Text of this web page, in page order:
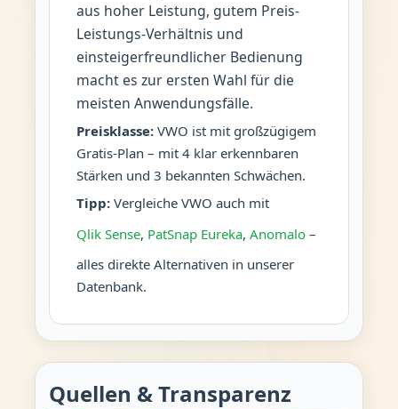
aus hoher Leistung, gutem Preis-
Leistungs-Verhältnis und
einsteigerfreundlicher Bedienung
macht es zur ersten Wahl für die
meisten Anwendungsfälle.
Preisklasse:VWO ist mit großzügigem
Gratis-Plan – mit 4 klar erkennbaren
Stärken und 3 bekannten Schwächen.
Tipp:Vergleiche VWO auch mit
Qlik Sense, PatSnap Eureka, Anomalo–
alles direkte Alternativen in unserer
Datenbank.
Quellen & Transparenz